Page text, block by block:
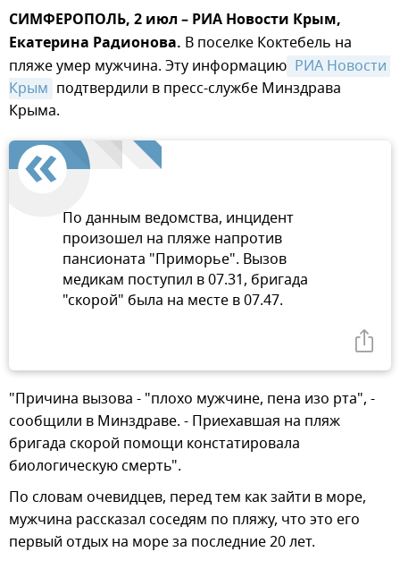
СИМФЕРОПОЛЬ, 2 июл – РИА Новости Крым,
Екатерина Радионова. В поселке Коктебель на
пляже умер мужчина. Эту информацию РИА Новости
Крым подтвердили в пресс-службе Минздрава
Крыма.
По данным ведомства, инцидент
произошел на пляже напротив
пансионата "Приморье". Вызов
медикам поступил в 07.31, бригада
"скорой" была на месте в 07.47.
"Причина вызова - "плохо мужчине, пена изо рта", -
сообщили в Минздраве. - Приехавшая на пляж
бригада скорой помощи констатировала
биологическую смерть".
По словам очевидцев, перед тем как зайти в море,
мужчина рассказал соседям по пляжу, что это его
первый отдых на море за последние 20 лет.